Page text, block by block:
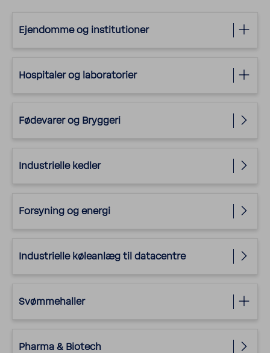
Ejen­domme og insti­tu­tioner
Hospi­taler og labo­ra­to­rier
Føde­varer og Bryg­geri
Indu­stri­elle kedler
Forsy­ning og energi
Indu­stri­elle køle­anlæg til data­centre
Svøm­me­haller
Pharma & Biotech